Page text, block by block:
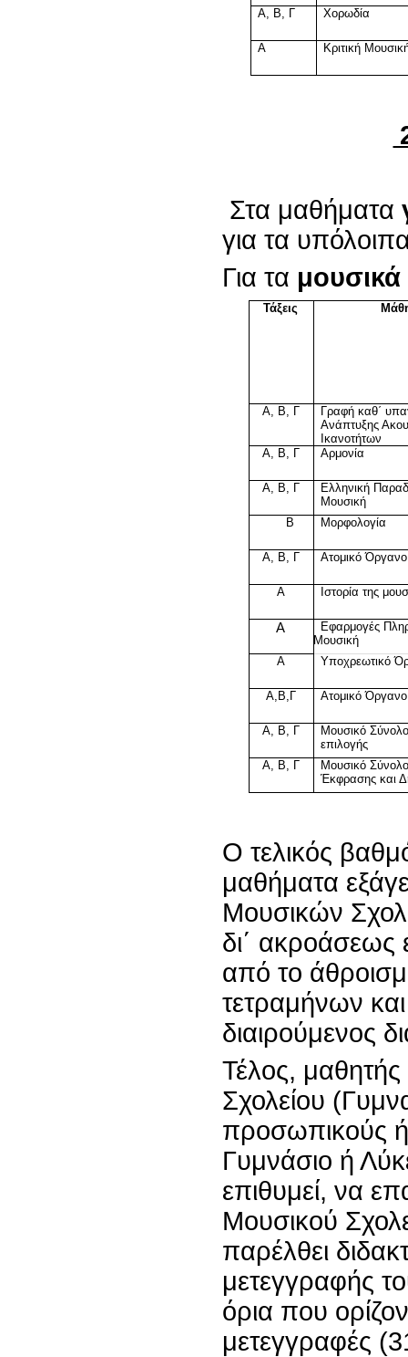
Α, Β, Γ
Χορωδία
Α Κριτική
Στα μαθήματα
για τα
Για τα μουσικά
Τάξεις
Α, Β, Γ
Γραφή καθ΄
Ανάπτυξης
Ικανοτήτων
Α, Β, Γ
Αρμονία
Α, Β, Γ
Ελληνική
Μουσική
Β
Μορφολογία
Α, Β, Γ Ατομικό
Α Ιστορία της
Α
Εφαρμογές
Μουσική
Α
Υποχρεωτικό
Α,Β,Γ Ατομικό
Α, Β, Γ
Μουσικό
επιλογής
Α, Β, Γ
Μουσικό
Έκφρασης και
Ο τελικός
μαθήματα
Μουσικών
δι΄ ακροάσεως
από το
τετραμήνων
διαιρούμενος
Τέλος,
Σχολείου
προσωπικούς ή
Γυμνάσιο ή
επιθυμεί, να
Μουσικού
παρέλθει
μετεγγραφής
όρια που
μετεγγραφές